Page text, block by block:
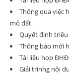
Thông qua việc
mỏ đất
Quyết định
Thông báo mời
Tài liệu họp
Giải trinhg nội